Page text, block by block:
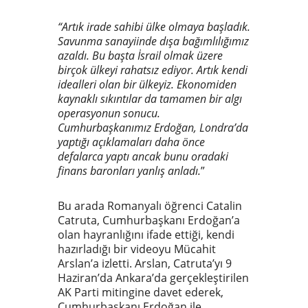
“Artık irade sahibi ülke olmaya başladık.
Savunma sanayiinde dışa bağımlılığımız
azaldı. Bu başta İsrail olmak üzere
birçok ülkeyi rahatsız ediyor. Artık kendi
idealleri olan bir ülkeyiz. Ekonomiden
kaynaklı sıkıntılar da tamamen bir algı
operasyonun sonucu.
Cumhurbaşkanımız Erdoğan, Londra’da
yaptığı açıklamaları daha önce
defalarca yaptı ancak bunu oradaki
finans baronları yanlış anladı.”
Bu arada Romanyalı öğrenci Catalin
Catruta, Cumhurbaşkanı Erdoğan’a
olan hayranlığını ifade ettiği, kendi
hazırladığı bir videoyu Mücahit
Arslan’a izletti. Arslan, Catruta’yı 9
Haziran’da Ankara’da gerçekleştirilen
AK Parti mitingine davet ederek,